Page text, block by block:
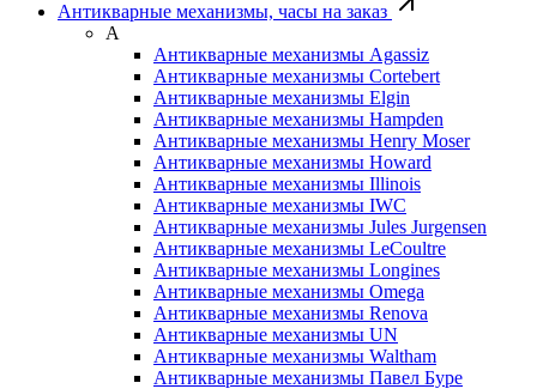
Антикварные механизмы, часы на заказ
А
Антикварные механизмы Agassiz
Антикварные механизмы Cortebert
Антикварные механизмы Elgin
Антикварные механизмы Hampden
Антикварные механизмы Henry Moser
Антикварные механизмы Howard
Антикварные механизмы Illinois
Антикварные механизмы IWC
Антикварные механизмы Jules Jurgensen
Антикварные механизмы LeCoultre
Антикварные механизмы Longines
Антикварные механизмы Omega
Антикварные механизмы Renova
Антикварные механизмы UN
Антикварные механизмы Waltham
Антикварные механизмы Павел Буре